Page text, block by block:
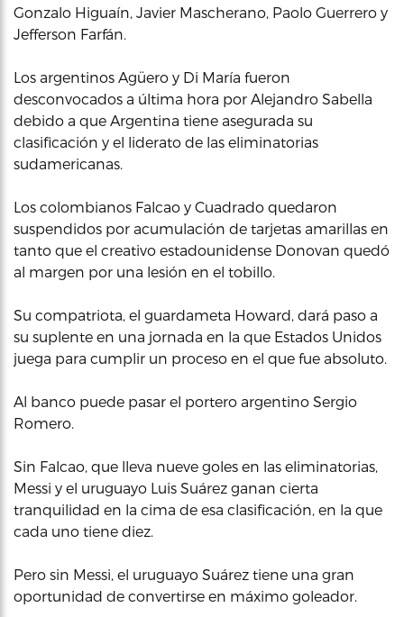
Gonzalo Higuaín, Javier Mascherano, Paolo Guerrero y
Jefferson Farfán.
Los argentinos Agüero y Di María fueron
desconvocados a última hora por Alejandro Sabella
debido a que Argentina tiene asegurada su
clasificación y el liderato de las eliminatorias
sudamericanas.
Los colombianos Falcao y Cuadrado quedaron
suspendidos por acumulación de tarjetas amarillas en
tanto que el creativo estadounidense Donovan quedó
al margen por una lesión en el tobillo.
Su compatriota, el guardameta Howard, dará paso a
su suplente en una jornada en la que Estados Unidos
juega para cumplir un proceso en el que fue absoluto.
Al banco puede pasar el portero argentino Sergio
Romero.
Sin Falcao, que lleva nueve goles en las eliminatorias,
Messi y el uruguayo Luis Suárez ganan cierta
tranquilidad en la cima de esa clasificación, en la que
cada uno tiene diez.
Pero sin Messi, el uruguayo Suárez tiene una gran
oportunidad de convertirse en máximo goleador.